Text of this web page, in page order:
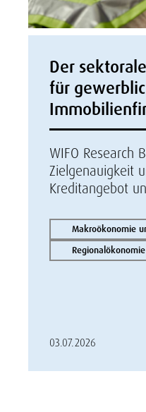
Der
für
WIFO Research
Zielgenauigkeit
Kreditangebot
Makroökonomie
03.07.2026